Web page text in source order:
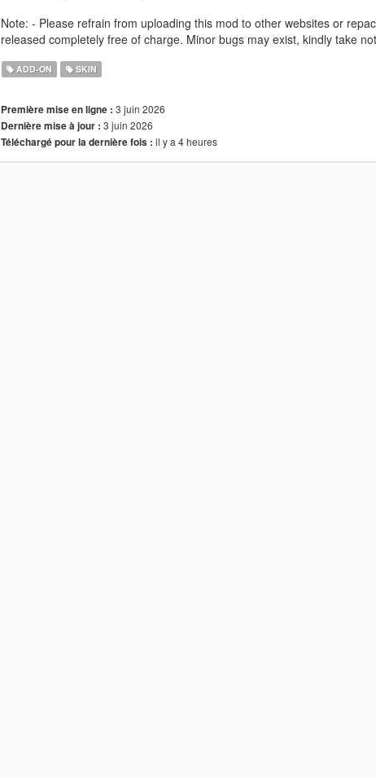
Note: - Please refrain from uploading this mod to other websites or
released completely free of charge. Minor bugs may exist, kindly take
ADD-ON SKIN
Première mise en ligne : 3 juin 2026
Dernière mise à jour : 3 juin 2026
Téléchargé pour la dernière fois : il y a 4 heures